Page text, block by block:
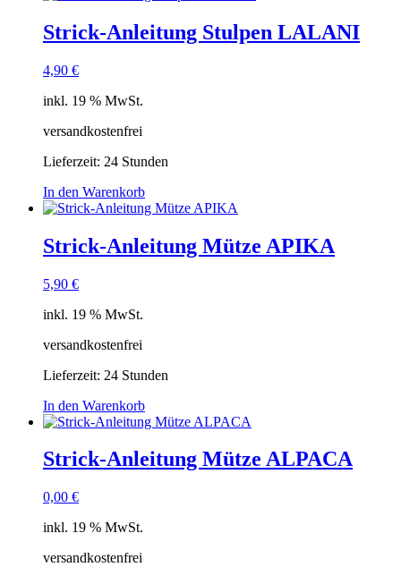
Strick-Anleitung Stulpen LALANI
4,90 €
inkl. 19 % MwSt.
versandkostenfrei
Lieferzeit: 24 Stunden
In den Warenkorb
Strick-Anleitung Mütze APIKA
5,90 €
inkl. 19 % MwSt.
versandkostenfrei
Lieferzeit: 24 Stunden
In den Warenkorb
Strick-Anleitung Mütze ALPACA
0,00 €
inkl. 19 % MwSt.
versandkostenfrei